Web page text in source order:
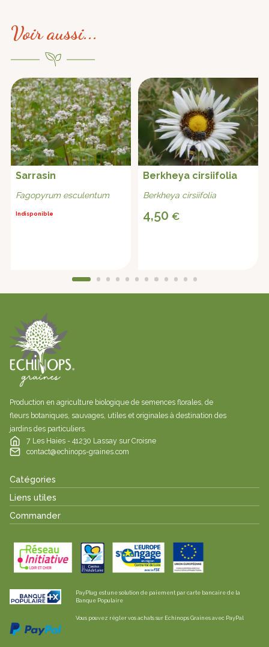
Voir aussi...
Sarrasin
Fagopyrum esculentum
Indisponible
Berkheya cirsiifolia
Berkheya cirsiifolia
4,50 €
Production en agriculture biologique de semences florales, de
fleurs botaniques, sauvages, utiles et originales à destination des
jardins des particuliers.
7 Les Haies - 41230 Lassay sur Croisne
contact@echinops-graines.com
Catégories
Liens utiles
Commander
PayPlug est une solution de paiement par carte bancaire de la
Banque Populaire
Vous pouvez régler vos achats sur Echinops Graines avec PayPal